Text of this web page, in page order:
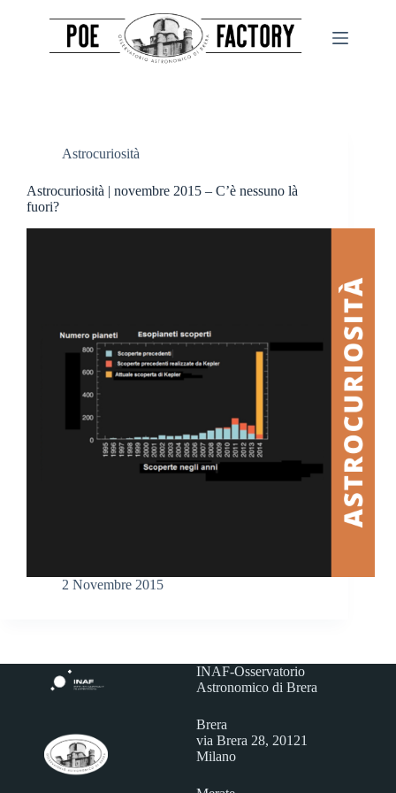
Astrocuriosità
Astrocuriosità | novembre 2015 – C’è nessuno là
fuori?
2 Novembre 2015
INAF-Osservatorio
Astronomico di Brera
Brera
via Brera 28, 20121
Milano